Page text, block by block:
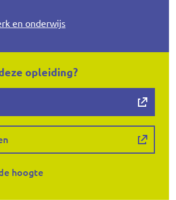
en onderwijs
opleiding?
hoogte